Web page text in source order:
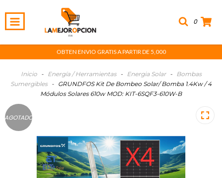
0
OBTEN ENVIO GRATIS A PARTIR DE 5,000
Inicio - Energía / Herramientas - Energia Solar -
Bombas
Sumergibles - GRUNDFOS Kit De Bombeo Solar/ Bomba 1.4Kw / 4
Módulos Solares 610w MOD: KIT-6SQF3-610W-B
AGOTADO